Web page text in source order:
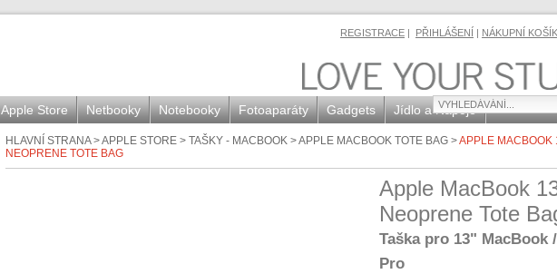
Apple Store Netbooky Notebooky Fotoaparáty Gadgets Jídlo a Nápoje
HLAVNÍ STRANA>APPLE STORE > TAŠKY - MACBOOK >APPLE MACBOOK TOTE BAG >APPLE MACBOOK
NEOPRENE TOTE BAG
Apple MacBook
Neoprene Tote
Taška pro 13" MacBook
Pro
| NÁKUPNÍ
REGISTRACE | PŘIHLÁŠENÍ